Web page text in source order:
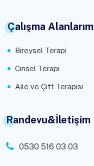
Çalışma Alanlarım
Bireysel Terapi
Cinsel Terapi
Aile ve Çift Terapisi
Randevu&İletişim
0530 516 03 03